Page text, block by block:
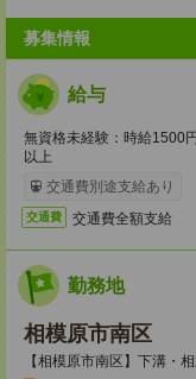
募集情報
給与
無資格未経験：時給
以上
交通費別途支給あり
交通費 交通費全額支給
勤務地
相模原市南区
【相模原市南区】下溝・